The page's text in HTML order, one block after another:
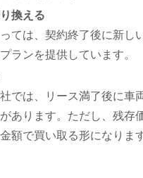
換える
ては、契約終了後に新し
ランを提供しています。
では、リース満了後に車
あります。ただし、残存
額で買い取る形になります